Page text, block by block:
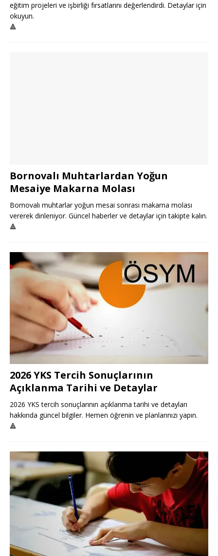
eğitim projeleri ve işbirliği fırsatlarını değerlendirdi. Detaylar için
okuyun.
🔺
Bornovalı Muhtarlardan Yoğun
Mesaiye Makarna Molası
Bornovalı muhtarlar yoğun mesai sonrası makarna molası
vererek dinleniyor. Güncel haberler ve detaylar için takipte kalın.
🔺
2026 YKS Tercih Sonuçlarının
Açıklanma Tarihi ve Detaylar
2026 YKS tercih sonuçlarının açıklanma tarihi ve detayları
hakkında güncel bilgiler. Hemen öğrenin ve planlarınızı yapın.
🔺